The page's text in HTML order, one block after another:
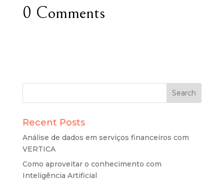
0 Comments
Recent Posts
Análise de dados em serviços financeiros com
VERTICA
Como aproveitar o conhecimento com
Inteligência Artificial